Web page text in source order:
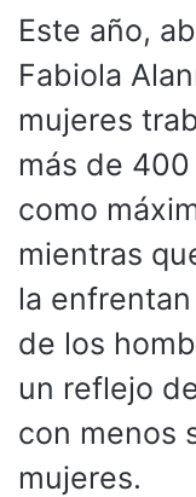
Este año,
Fabiola
mujeres
más de
como
mientras
la
de los
un reflejo
con menos
mujeres.